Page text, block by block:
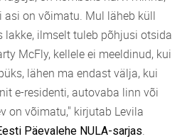
asi on võimatu. Mul läheb küll
lakke, ilmselt tuleb põhjusi otsida
McFly, kellele ei meeldinud, kui
lähen ma endast välja, kui
e-residenti, autovaba linn või
on võimatu," kirjutab Levila
Päevalehe NULA-sarjas.